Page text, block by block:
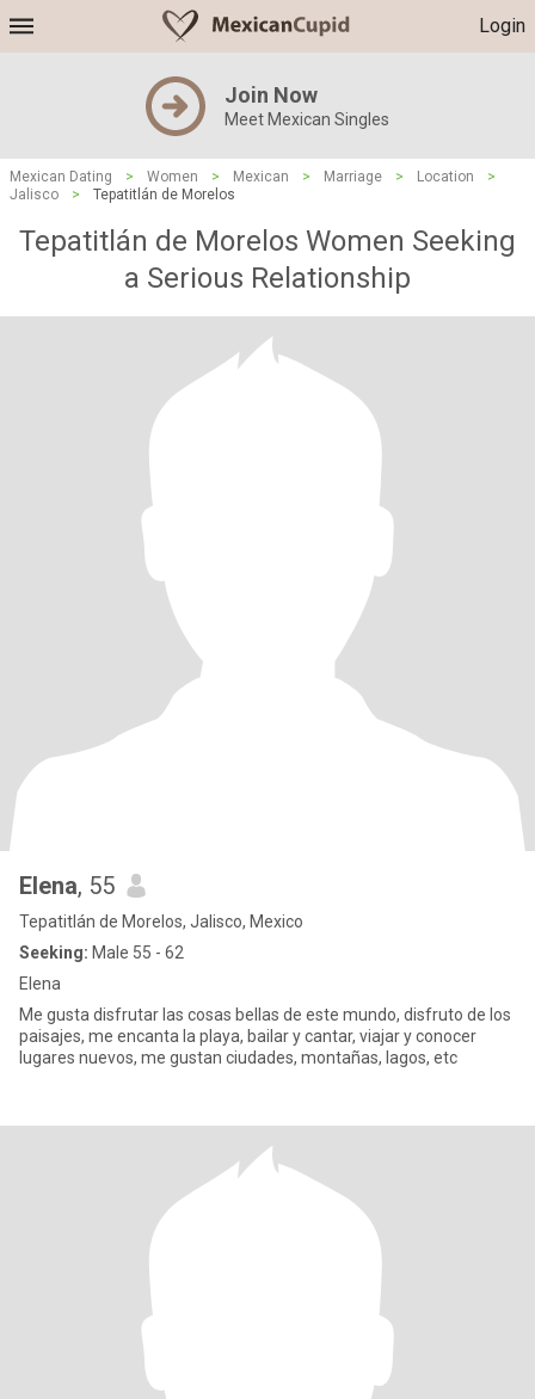
Login
Join Now
Meet Mexican Singles
Mexican Dating > Women > Mexican > Marriage > Location
>
Jalisco
> Tepatitlán de Morelos
Tepatitlán de Morelos Women Seeking
a Serious Relationship
Elena, 55
Tepatitlán de Morelos, Jalisco, Mexico
Seeking: Male 55 - 62
Elena
Me gusta disfrutar las cosas bellas de este mundo, disfruto de los
paisajes, me encanta la playa, bailar y cantar, viajar y conocer
lugares nuevos, me gustan ciudades, montañas, lagos, etc